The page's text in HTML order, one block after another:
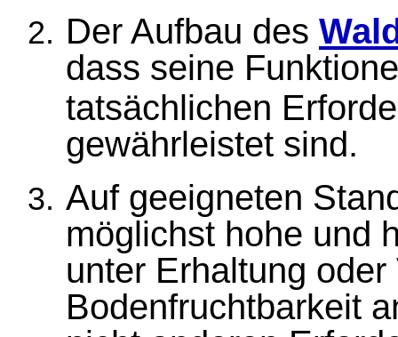
Der Aufbau des
dass seine
tatsächlichen
gewährleistet sind.
Auf geeigneten
möglichst hohe und
unter Erhaltung
Bodenfruchtbarkeit